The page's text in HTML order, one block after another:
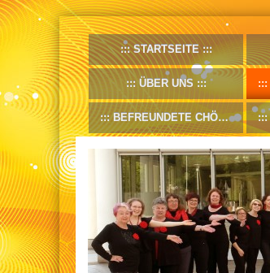
STARTSEITE
ÜBER UNS
BEFREUNDETE CHÖRE